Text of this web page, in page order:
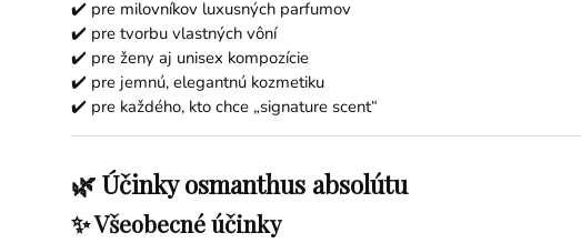
✔️ pre milovníkov luxusných parfumov
✔️ pre tvorbu vlastných vôní
✔️ pre ženy aj unisex kompozície
✔️ pre jemnú, elegantnú kozmetiku
✔️ pre každého, kto chce „signature scent“
🌿 Účinky osmanthus absolútu
✨ Všeobecné účinky